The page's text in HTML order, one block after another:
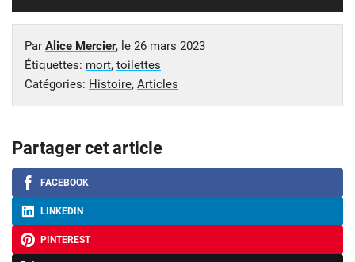
Par Alice Mercier, le 26 mars 2023
Étiquettes: mort, toilettes
Catégories: Histoire, Articles
Partager cet article
FACEBOOK
LINKEDIN
PINTEREST